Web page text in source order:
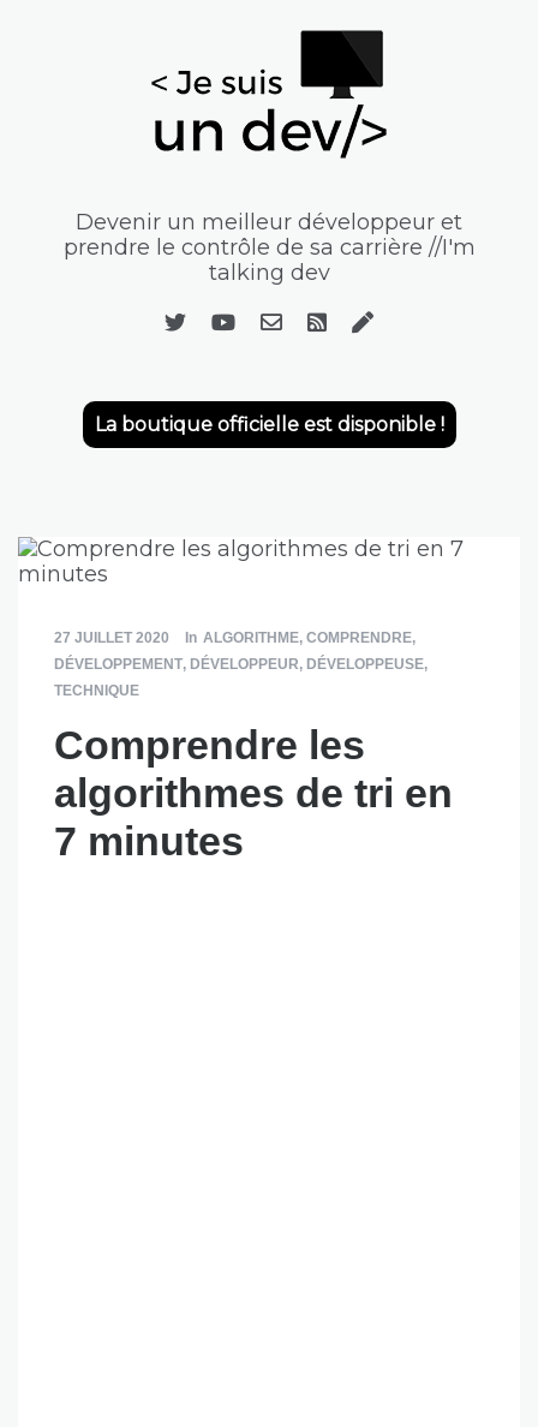
Devenir un meilleur développeur et
prendre le contrôle de sa carrière //I'm
talking dev
La boutique officielle est disponible !
27 JUILLET 2020 In ALGORITHME, COMPRENDRE,
DÉVELOPPEMENT, DÉVELOPPEUR, DÉVELOPPEUSE,
TECHNIQUE
Comprendre les
algorithmes de tri en
7 minutes